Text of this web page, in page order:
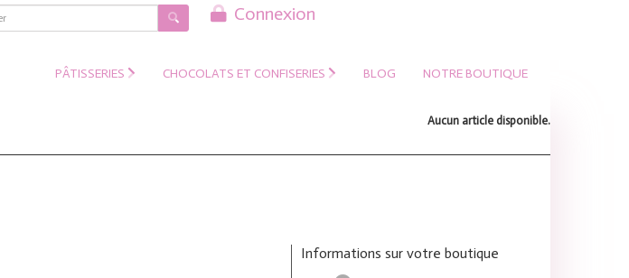
Connexion
PÂTISSERIES CHOCOLATS ET CONFISERIES BLOG NOTRE BOUTIQUE
Aucun article disponible.
Informations sur votre boutique